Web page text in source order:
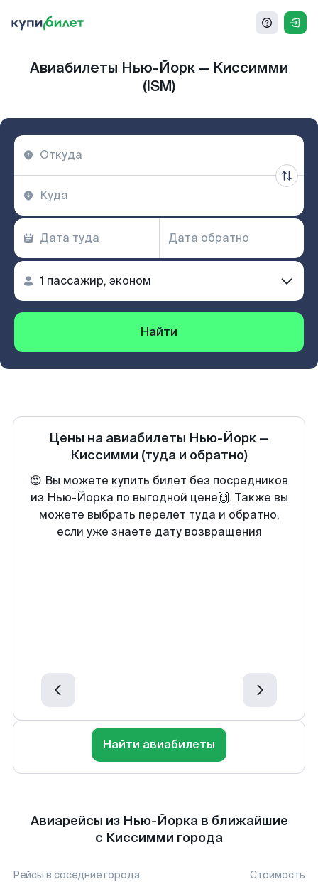
Авиабилеты Нью-Йорк — Киссимми
(ISM)
Найти
Цены на авиабилеты Нью-Йорк —
Киссимми (туда и обратно)
😍 Вы можете купить билет без посредников
из Нью-Йорка по выгодной цене🙌. Также вы
можете выбрать перелет туда и обратно,
если уже знаете дату возвращения
Найти авиабилеты
Авиарейсы из Нью-Йорка в ближайшие
с Киссимми города
Рейсы в соседние города Стоимость